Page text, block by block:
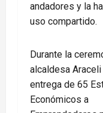
andadores y la
uso compartido.
Durante la
alcaldesa
entrega de 65
Económicos a